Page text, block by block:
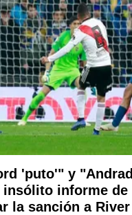
'puto'" y
informe de
la sanción a River